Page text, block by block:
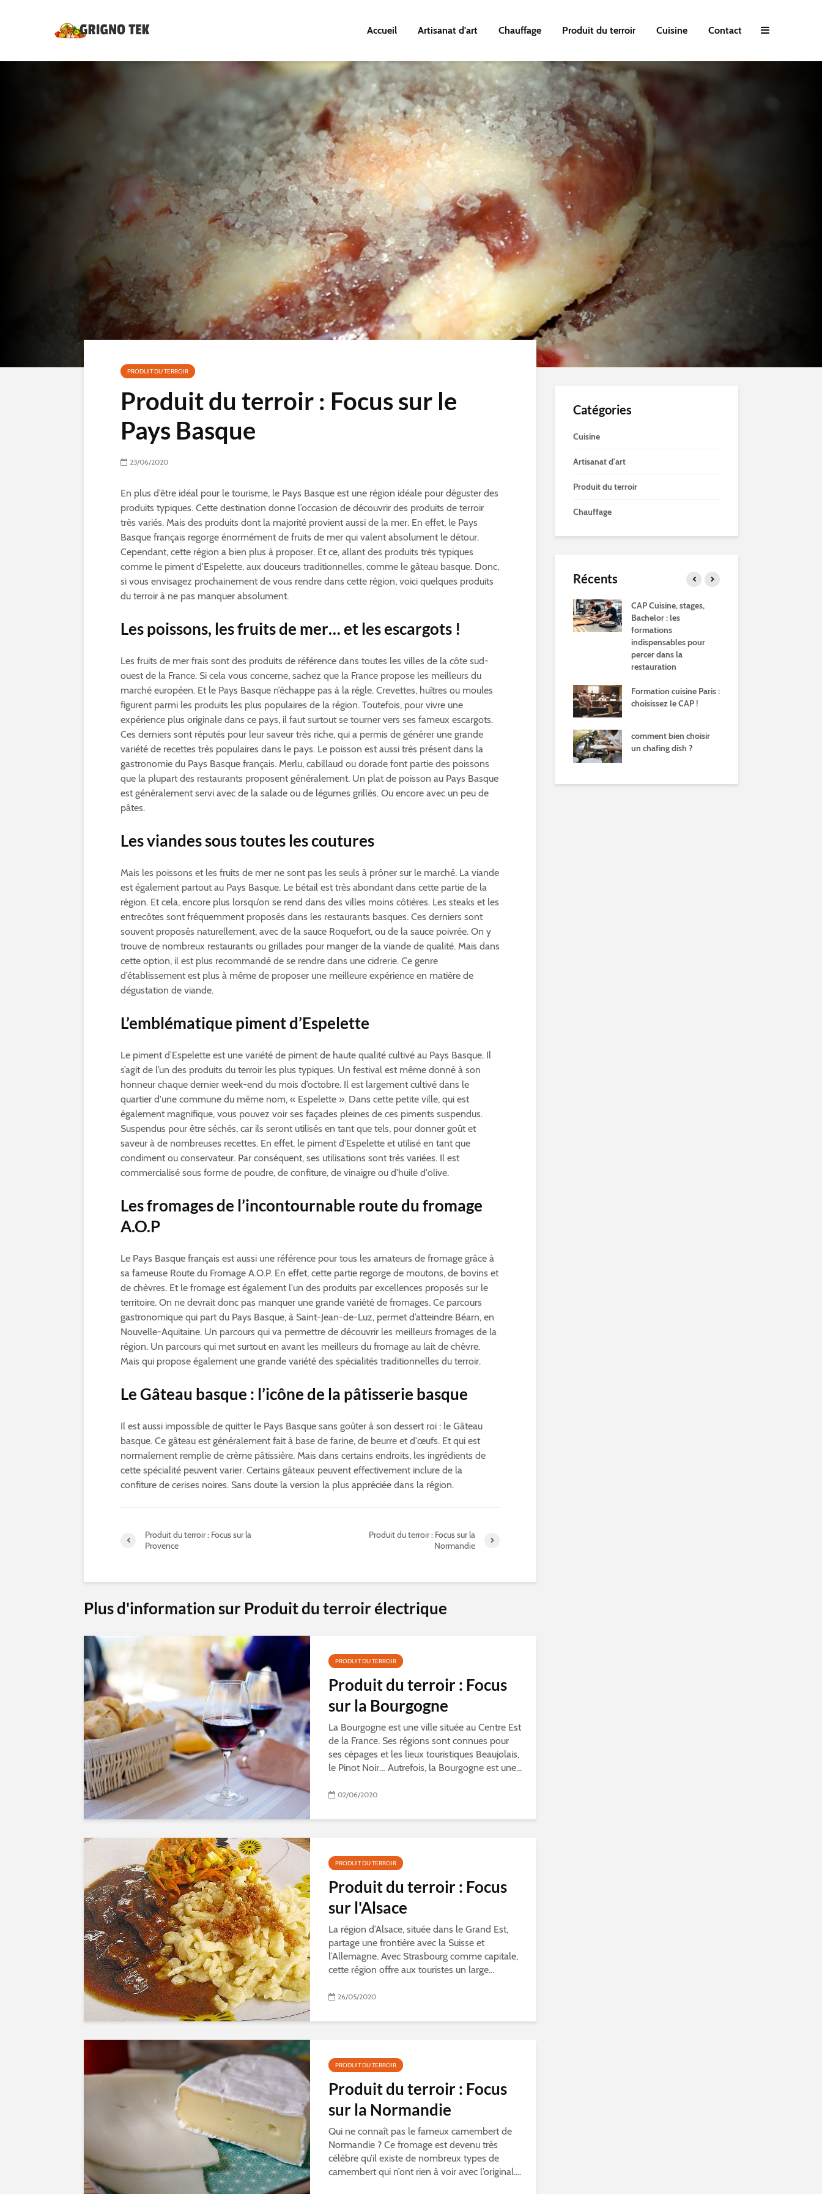
Accueil Artisanat d'art Chauffage Produit du terroir Cuisine Contact
PRODUIT DU TERROIR
Produit du terroir : Focus sur le
Pays Basque
23/06/2020
En plus d’être idéal pour le tourisme, le Pays Basque est une région idéale pour déguster des
produits typiques. Cette destination donne l’occasion de découvrir des produits de terroir
très variés. Mais des produits dont la majorité provient aussi de la mer. En effet, le Pays
Basque français regorge énormément de fruits de mer qui valent absolument le détour.
Cependant, cette région a bien plus à proposer. Et ce, allant des produits très typiques
comme le piment d'Espelette, aux douceurs traditionnelles, comme le gâteau basque. Donc,
si vous envisagez prochainement de vous rendre dans cette région, voici quelques produits
du terroir à ne pas manquer absolument.
Les poissons, les fruits de mer… et les escargots !
Les fruits de mer frais sont des produits de référence dans toutes les villes de la côte sud-
ouest de la France. Si cela vous concerne, sachez que la France propose les meilleurs du
marché européen. Et le Pays Basque n’échappe pas à la règle. Crevettes, huîtres ou moules
figurent parmi les produits les plus populaires de la région. Toutefois, pour vivre une
expérience plus originale dans ce pays, il faut surtout se tourner vers ses fameux escargots.
Ces derniers sont réputés pour leur saveur très riche, qui a permis de générer une grande
variété de recettes très populaires dans le pays. Le poisson est aussi très présent dans la
gastronomie du Pays Basque français. Merlu, cabillaud ou dorade font partie des poissons
que la plupart des restaurants proposent généralement. Un plat de poisson au Pays Basque
est généralement servi avec de la salade ou de légumes grillés. Ou encore avec un peu de
pâtes.
Les viandes sous toutes les coutures
Mais les poissons et les fruits de mer ne sont pas les seuls à prôner sur le marché. La viande
est également partout au Pays Basque. Le bétail est très abondant dans cette partie de la
région. Et cela, encore plus lorsqu’on se rend dans des villes moins côtières. Les steaks et les
entrecôtes sont fréquemment proposés dans les restaurants basques. Ces derniers sont
souvent proposés naturellement, avec de la sauce Roquefort, ou de la sauce poivrée. On y
trouve de nombreux restaurants ou grillades pour manger de la viande de qualité. Mais dans
cette option, il est plus recommandé de se rendre dans une cidrerie. Ce genre
d’établissement est plus à même de proposer une meilleure expérience en matière de
dégustation de viande.
L’emblématique piment d’Espelette
Le piment d’Espelette est une variété de piment de haute qualité cultivé au Pays Basque. Il
s’agit de l’un des produits du terroir les plus typiques. Un festival est même donné à son
honneur chaque dernier week-end du mois d’octobre. Il est largement cultivé dans le
quartier d'une commune du même nom, « Espelette ». Dans cette petite ville, qui est
également magnifique, vous pouvez voir ses façades pleines de ces piments suspendus.
Suspendus pour être séchés, car ils seront utilisés en tant que tels, pour donner goût et
saveur à de nombreuses recettes. En effet, le piment d’Espelette et utilisé en tant que
condiment ou conservateur. Par conséquent, ses utilisations sont très variées. Il est
commercialisé sous forme de poudre, de confiture, de vinaigre ou d'huile d'olive.
Les fromages de l’incontournable route du fromage
A.O.P
Le Pays Basque français est aussi une référence pour tous les amateurs de fromage grâce à
sa fameuse Route du Fromage A.O.P. En effet, cette partie regorge de moutons, de bovins et
de chèvres. Et le fromage est également l'un des produits par excellences proposés sur le
territoire. On ne devrait donc pas manquer une grande variété de fromages. Ce parcours
gastronomique qui part du Pays Basque, à Saint-Jean-de-Luz, permet d’atteindre Béarn, en
Nouvelle-Aquitaine. Un parcours qui va permettre de découvrir les meilleurs fromages de la
région. Un parcours qui met surtout en avant les meilleurs du fromage au lait de chèvre.
Mais qui propose également une grande variété des spécialités traditionnelles du terroir.
Le Gâteau basque : l’icône de la pâtisserie basque
Il est aussi impossible de quitter le Pays Basque sans goûter à son dessert roi : le Gâteau
basque. Ce gâteau est généralement fait à base de farine, de beurre et d'œufs. Et qui est
normalement remplie de crème pâtissière. Mais dans certains endroits, les ingrédients de
cette spécialité peuvent varier. Certains gâteaux peuvent effectivement inclure de la
confiture de cerises noires. Sans doute la version la plus appréciée dans la région.
Produit du terroir : Focus sur la
Provence
Produit du terroir : Focus sur la
Normandie
Plus d'information sur Produit du terroir électrique
PRODUIT DU TERROIR
Produit du terroir : Focus
sur la Bourgogne
La Bourgogne est une ville située au Centre Est
de la France. Ses régions sont connues pour
ses cépages et les lieux touristiques Beaujolais,
le Pinot Noir… Autrefois, la Bourgogne est une...
02/06/2020
PRODUIT DU TERROIR
Produit du terroir : Focus
sur l'Alsace
La région d’Alsace, située dans le Grand Est,
partage une frontière avec la Suisse et
l’Allemagne. Avec Strasbourg comme capitale,
cette région offre aux touristes un large...
26/05/2020
PRODUIT DU TERROIR
Produit du terroir : Focus
sur la Normandie
Qui ne connaît pas le fameux camembert de
Normandie ? Ce fromage est devenu très
célèbre qu’il existe de nombreux types de
camembert qui n’ont rien à voir avec l’original....
Catégories
Cuisine
Artisanat d'art
Produit du terroir
Chauffage
Récents
Martinique ?
Découvrez les
différents types de
Vodka
Produit du terroir :
Focus sur la Corse
CAP Cuisine, stages,
Bachelor : les
formations
indispensables pour
percer dans la
restauration
Formation cuisine Paris :
choisissez le CAP !
comment bien choisir
un chafing dish ?